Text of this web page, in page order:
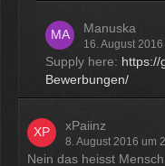
Manuska
16. August
Supply here: https://
Bewerbungen/
xPaiinz
8. August 2016 um
Nein das heisst Mensch